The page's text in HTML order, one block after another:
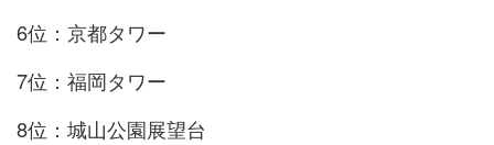
6位：京都タワー
7位：福岡タワー
8位：城山公園展望台